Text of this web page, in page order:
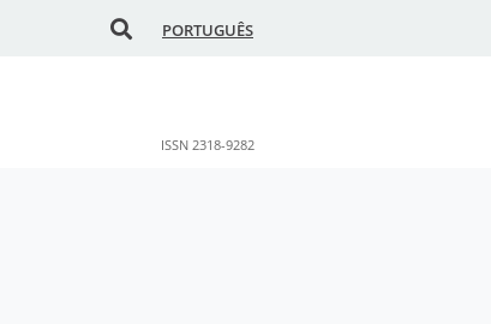
PORTUGUÊS
ISSN 2318-9282